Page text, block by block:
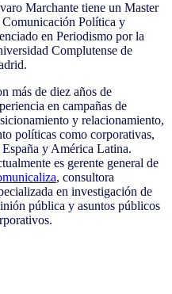
Marchante tiene un Master
Comunicación Política y
en Periodismo por la
Complutense de
más de diez años de
en campañas de
y relacionamiento,
políticas como corporativas,
España y América Latina.
es gerente general de
, consultora
en investigación de
pública y asuntos públicos